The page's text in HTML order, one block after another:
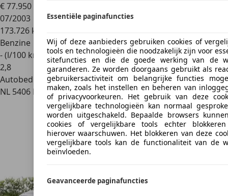
€ 77.950
07/2003
173.726 km
Benzine
- (l/100 km)
2,8
Autobedrijf
NL 5406 PT
Uden
Essentiële paginafuncties
Wij of deze aanbieders gebruiken cookies of
tools en technologieën die noodzakelijk zijn voor
sitefuncties en die de goede werking van de
garanderen. Ze worden doorgaans gebruikt als
gebruikersactiviteit om belangrijke functies
maken, zoals het instellen en beheren van
of privacyvoorkeuren. Het gebruik van deze
vergelijkbare technologieën kan normaal
worden uitgeschakeld. Bepaalde browsers
cookies of vergelijkbare tools echter
hierover waarschuwen. Het blokkeren van deze
vergelijkbare tools kan de functionaliteit van de
beïnvloeden.
Geavanceerde paginafuncties